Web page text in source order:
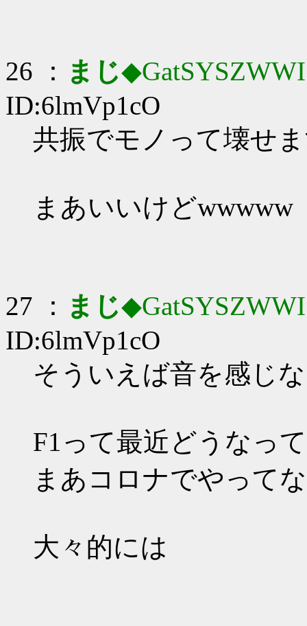
26 ： まじ◆GatSYSZWWI
ID:6lmVp1cO
共振でモノって壊せ
まあいいけどwwwww
27 ： まじ◆GatSYSZWWI
ID:6lmVp1cO
そういえば音を感じ
F1って最近どうなっ
まあコロナでやって
大々的には